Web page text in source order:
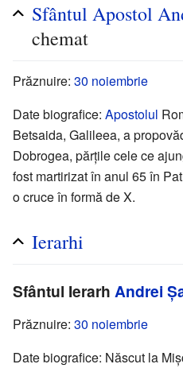
Sfântul Apostol
chemat
Prăznuire: 30 noiembrie
Date biografice: Apostolul
Betsaida, Galileea, a
Dobrogea, părțile cele ce
fost martirizat în anul 65 în
o cruce în formă de X.
Ierarhi
Sfântul Ierarh Andrei
Prăznuire: 30 noiembrie
Date biografice: Născut la